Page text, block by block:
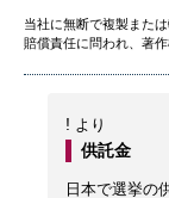
当社に無断で複製また
賠償責任に問われ、著
! より
供託金
日本で選挙の